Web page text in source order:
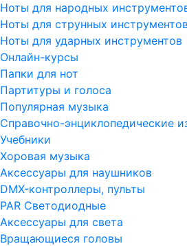
Ноты для народных
Ноты для струнных
Ноты для ударных инструментов
Онлайн-курсы
Папки для нот
Партитуры и голоса
Популярная музыка
Справочно-энциклопедические
Учебники
Хоровая музыка
Аксессуары для наушников
DMX-контроллеры, пульты
PAR Светодиодные
Аксессуары для света
Вращающиеся головы